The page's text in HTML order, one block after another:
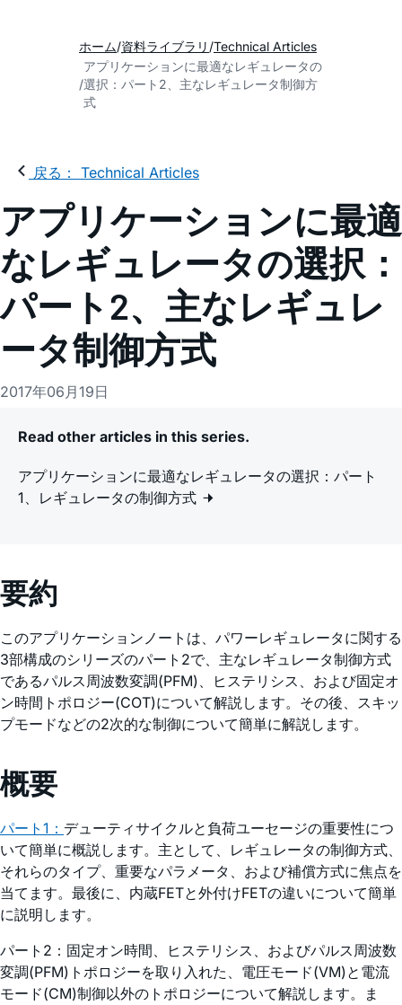
ホーム 資料ライブラリ Technical Articles
アプリケーションに最適なレギュレータの
選択：パート2、主なレギュレータ制御方
式
戻る： Technical Articles
アプリケーションに最適
なレギュレータの選択：
パート2、主なレギュレ
ータ制御方式
2017年06月19日
Read other articles in this series.
アプリケーションに最適なレギュレータの選択：パート
1、レギュレータの制御方式
要約
このアプリケーションノートは、パワーレギュレータに関する
3部構成のシリーズのパート2で、主なレギュレータ制御方式
であるパルス周波数変調(PFM)、ヒステリシス、および固定オ
ン時間トポロジー(COT)について解説します。その後、スキッ
プモードなどの2次的な制御について簡単に解説します。
概要
パート1： デューティサイクルと負荷ユーセージの重要性につ
いて簡単に概説します。主として、レギュレータの制御方式、
それらのタイプ、重要なパラメータ、および補償方式に焦点を
当てます。最後に、内蔵FETと外付けFETの違いについて簡単
に説明します。
パート2：固定オン時間、ヒステリシス、およびパルス周波数
変調(PFM)トポロジーを取り入れた、電圧モード(VM)と電流
モード(CM)制御以外のトポロジーについて解説します。ま